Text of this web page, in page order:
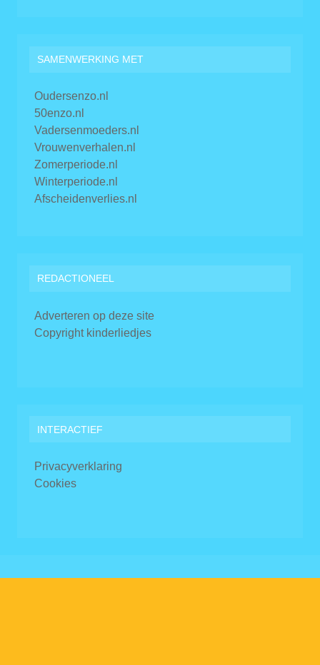
SAMENWERKING MET
Oudersenzo.nl
50enzo.nl
Vadersenmoeders.nl
Vrouwenverhalen.nl
Zomerperiode.nl
Winterperiode.nl
Afscheidenverlies.nl
REDACTIONEEL
Adverteren op deze site
Copyright kinderliedjes
INTERACTIEF
Privacyverklaring
Cookies